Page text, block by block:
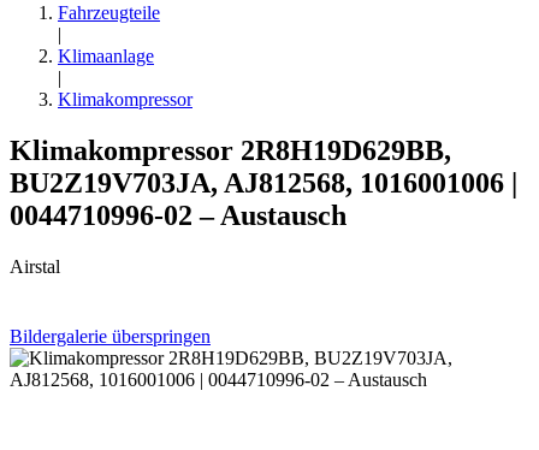
Fahrzeugteile
|
Klimaanlage
|
Klimakompressor
Klimakompressor 2R8H19D629BB,
BU2Z19V703JA, AJ812568, 1016001006 |
0044710996-02 – Austausch
Airstal
Bildergalerie überspringen